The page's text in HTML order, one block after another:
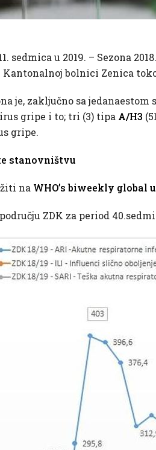
sedmica u 2019. – Sezona
Kantonalnoj bolnici Zenica
je, zaključno sa
gripe i to; tri (3) tipa A/H3
gripe.
stanovništvu
na WHO’s biweekly global
ZDK za period